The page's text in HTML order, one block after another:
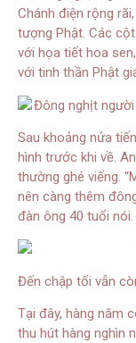
Chánh điện rộng
tượng Phật. Các
với họa tiết hoa
với tinh thần Phật
Sau khoảng nửa
hình trước khi về.
thường ghé viếng.
nên càng thêm
đàn ông 40 tuổi nói.
Đến chập tối vẫn
Tại đây, hàng năm
thu hút hàng nghìn